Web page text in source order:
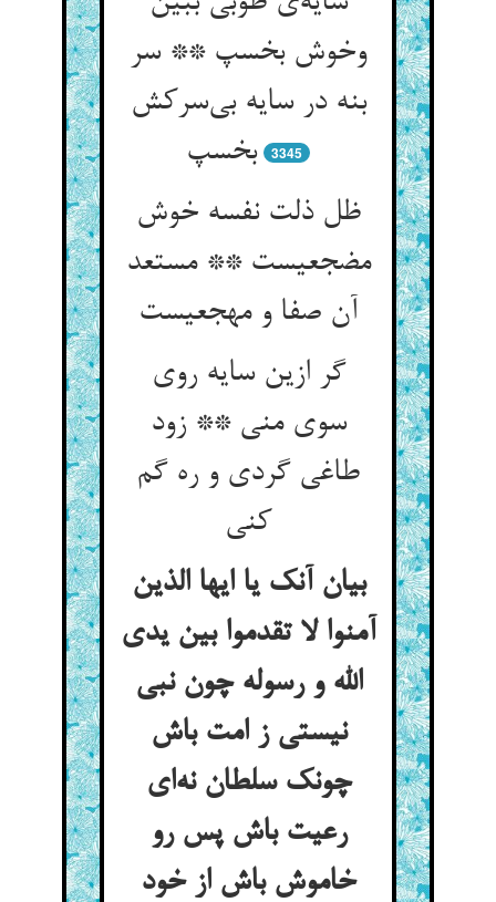
وخوش بخسپ ** سر
بنه در سایه بی‌سرکش
بخسپ
3345
ظل ذلت نفسه خوش
مضجعیست ** مستعد
آن صفا و مهجعیست
گر ازین سایه روی
سوی منی ** زود
طاغی گردی و ره گم
کنی
بیان آنک یا ایها الذین
آمنوا لا تقدموا بین یدی
الله و رسوله چون نبی
نیستی ز امت باش
چونک سلطان نه‌ای
رعیت باش پس رو
خاموش باش از خود